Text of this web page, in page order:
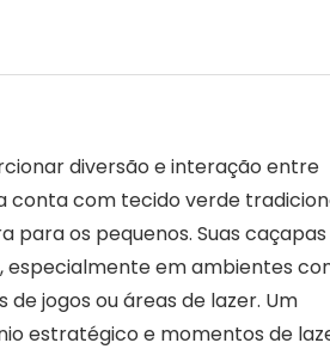
diversão e interação entre
conta com tecido verde
os pequenos. Suas caçapas
especialmente em ambientes
jogos ou áreas de lazer. Um
estratégico e momentos de